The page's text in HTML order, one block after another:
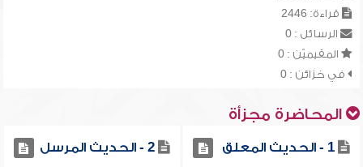
قراءة: 2446
الرسائل : 0
المقيميّن : 0
في خزائن : 0
المحاضرة مجزأة
1 - الحديث المعلق 2 - الحديث المرسل